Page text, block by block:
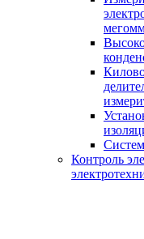
Контроль